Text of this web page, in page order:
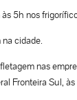
5h nos
cidade.
nas
Fronteira Sul, às